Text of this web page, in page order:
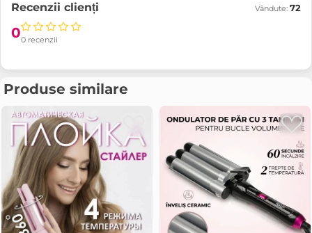
Recenzii clienți
00 recenzii
Vândute: 72
Produse similare